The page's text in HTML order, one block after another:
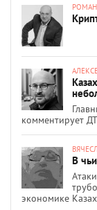
комментирует
В
экономике